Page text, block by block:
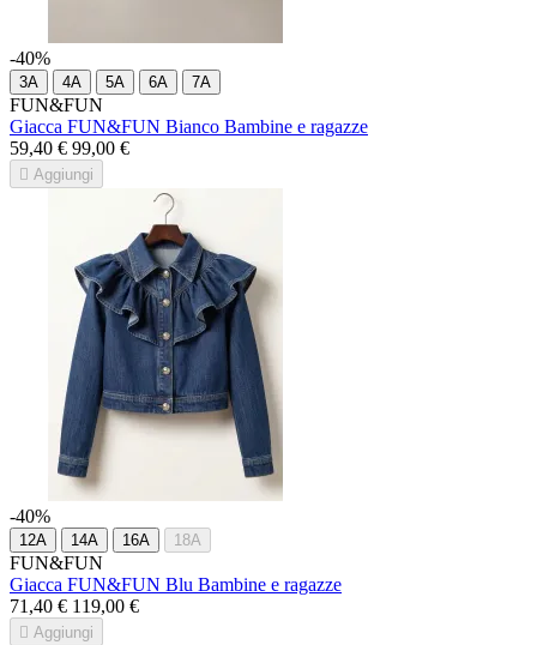
-40%
3A 4A 5A 6A 7A
FUN&FUN
Giacca FUN&FUN Bianco Bambine e ragazze
59,40 € 99,00 €
 Aggiungi
-40%
12A 14A 16A 18A
FUN&FUN
Giacca FUN&FUN Blu Bambine e ragazze
71,40 € 119,00 €
 Aggiungi